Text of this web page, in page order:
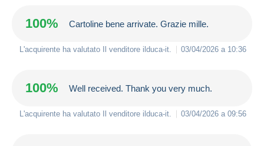
100% Cartoline bene arrivate. Grazie mille.
L'acquirente ha valutato Il venditore ilduca-it. 03/04/2026 a 10:36
100% Well received. Thank you very much.
L'acquirente ha valutato Il venditore ilduca-it. 03/04/2026 a 09:56